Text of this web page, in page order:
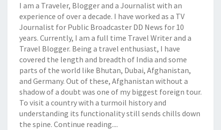
I am a Traveler, Blogger and a Journalist with an
experience of over a decade. I have worked as a TV
Journalist for Public Broadcaster DD News for 10
years. Currently, I am a full time Travel Writer and a
Travel Blogger. Being a travel enthusiast, I have
covered the length and breadth of India and some
parts of the world like Bhutan, Dubai, Afghanistan,
and Germany. Out of these, Afghanistan without a
shadow of a doubt was one of my biggest foreign tour.
To visit a country with a turmoil history and
understanding its functionality still sends chills down
the spine. Continue reading....